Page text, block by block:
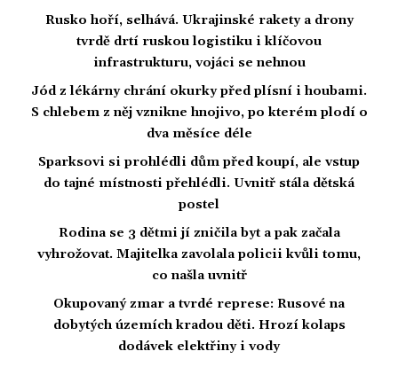
Rusko hoří, selhává. Ukrajinské rakety a drony
tvrdě drtí ruskou logistiku i klíčovou
infrastrukturu, vojáci se nehnou
Jód z lékárny chrání okurky před plísní i houbami.
S chlebem z něj vznikne hnojivo, po kterém plodí o
dva měsíce déle
Sparksovi si prohlédli dům před koupí, ale vstup
do tajné místnosti přehlédli. Uvnitř stála dětská
postel
Rodina se 3 dětmi jí zničila byt a pak začala
vyhrožovat. Majitelka zavolala policii kvůli tomu,
co našla uvnitř
Okupovaný zmar a tvrdé represe: Rusové na
dobytých územích kradou děti. Hrozí kolaps
dodávek elektřiny i vody